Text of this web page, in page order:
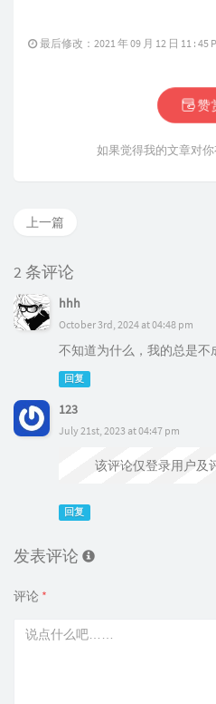
最后修改：2021 年 09 月 12 日 11 : 45
赞
如果觉得我的文章对
上一篇
2 条评论
hhh
October 3rd, 2024 at 04:48 pm
不知道为什么，我的总是不
回复
123
July 21st, 2023 at 04:47 pm
该评论仅登录用户及
回复
发表评论
评论 *